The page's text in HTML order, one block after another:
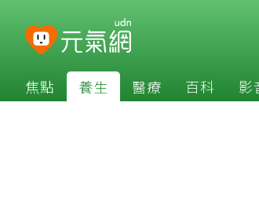
焦點 養生 醫療 百科 影